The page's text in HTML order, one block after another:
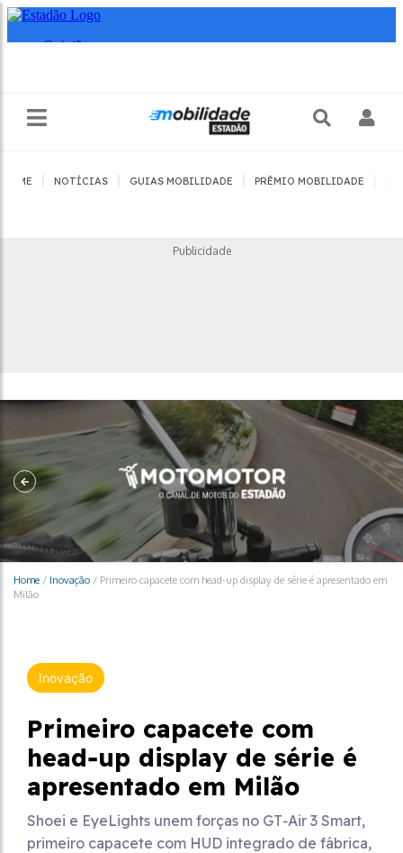
HOME NOTÍCIAS GUIAS MOBILIDADE PRÊMIO MOBILIDADE
Publicidade
Home / Inovação / Primeiro capacete com head‑up display de série é apresentado em
Milão
Inovação
Primeiro capacete com
head‑up display de série é
apresentado em Milão
Shoei e EyeLights unem forças no GT‑Air 3 Smart,
primeiro capacete com HUD integrado de fábrica,